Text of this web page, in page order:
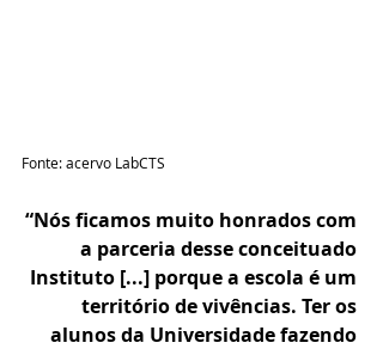
Fonte: acervo LabCTS
“Nós ficamos muito honrados com
a parceria desse conceituado
Instituto [...] porque a escola é um
território de vivências. Ter os
alunos da Universidade fazendo